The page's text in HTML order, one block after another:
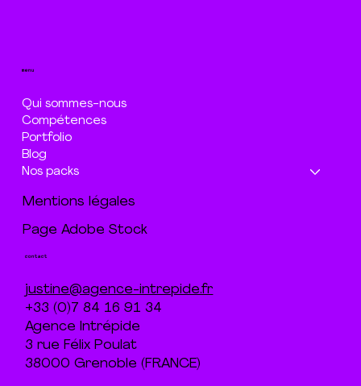
menu
Qui sommes-nous
Compétences
Portfolio
Blog
Nos packs
Mentions légales
Page Adobe Stock
contact
justine@agence-intrepide.fr
+33 (0)7 84 16 91 34
Agence Intrépide
3 rue Félix Poulat
38000 Grenoble (FRANCE)